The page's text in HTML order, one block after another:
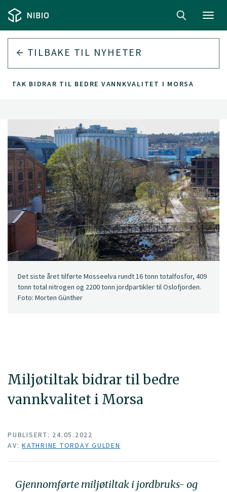
TILBAKE TIL NYHETER
BIDRAR TIL BEDRE VANNKVALITET I MORSA
Miljøtiltak bidrar til bedre
vannkvalitet i Morsa
Det siste året tilførte Mosseelva rundt 16 tonn totalfosfor, 409
tonn total nitrogen og 2200 tonn jordpartikler til Oslofjorden.
Foto: Morten Günther
PUBLISERT: 24.05.2022
AV: KATHRINE TORDAY GULDEN
Gjennomførte miljøtiltak i jordbruks- og